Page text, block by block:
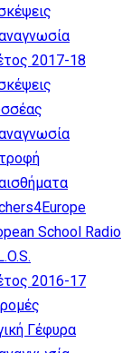
2017-18
School Radio
2016-17
Γέφυρα